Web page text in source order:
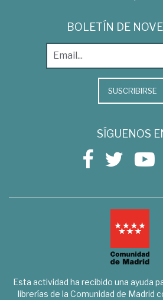
BOLETÍN DE
SUSCRIBIRSE
SÍGUENOS
Esta actividad ha recibido una ayuda
librerías de la Comunidad de Madrid